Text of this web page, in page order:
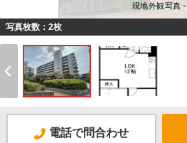
現地外観写真 -
写真枚数：2枚
電話で問合わせ